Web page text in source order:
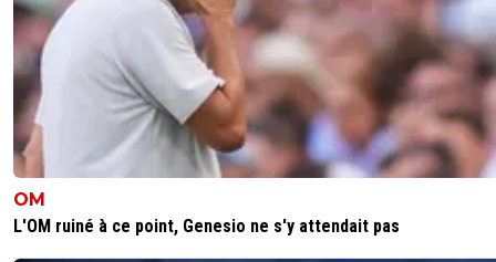
OM
L'OM ruiné à ce point, Genesio ne s'y attendait pas